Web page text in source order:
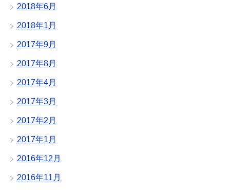
2018年6月
2018年1月
2017年9月
2017年8月
2017年4月
2017年3月
2017年2月
2017年1月
2016年12月
2016年11月